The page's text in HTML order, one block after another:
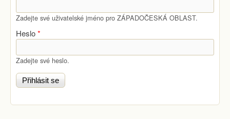
Zadejte své uživatelské jméno pro ZÁPADOČESKÁ OBLAST.
Heslo*
Zadejte své heslo.